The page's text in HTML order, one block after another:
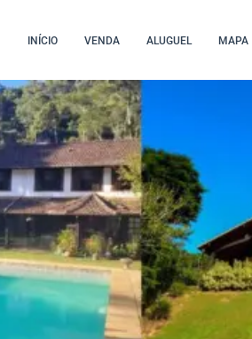
INÍCIO VENDA ALUGUEL MAPA